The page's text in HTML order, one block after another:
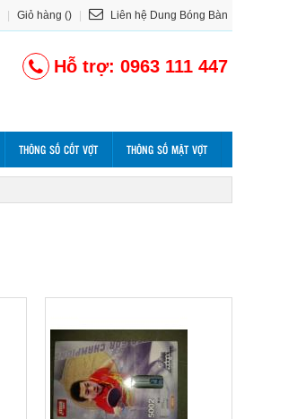
Giỏ hàng () Liên hệ Dung Bóng Bàn
Hỗ trợ: 0963 111 447
THÔNG SỐ CỐT VỢT THÔNG SỐ MẶT VỢT